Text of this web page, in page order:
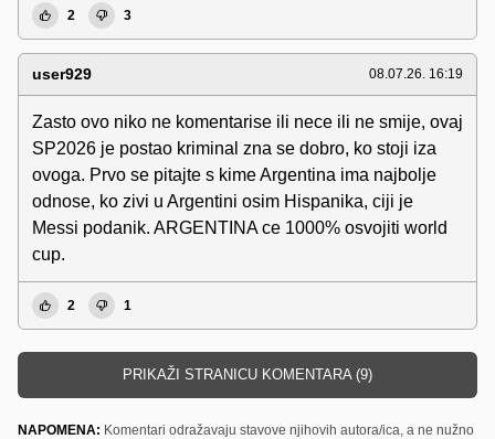
2 3
user929 08.07.26. 16:19
Zasto ovo niko ne komentarise ili nece ili ne smije, ovaj
SP2026 je postao kriminal zna se dobro, ko stoji iza
ovoga. Prvo se pitajte s kime Argentina ima najbolje
odnose, ko zivi u Argentini osim Hispanika, ciji je
Messi podanik. ARGENTINA ce 1000% osvojiti world
cup.
2 1
PRIKAŽI STRANICU KOMENTARA (9)
NAPOMENA: Komentari odražavaju stavove njihovih autora/ica, a ne nužno